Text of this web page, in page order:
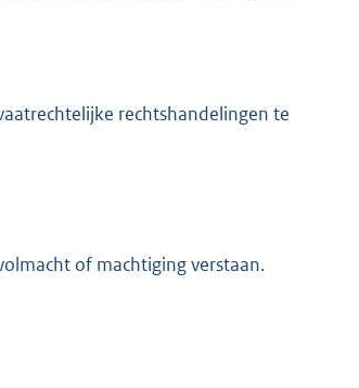
rechtshandelingen te
of machtiging verstaan.